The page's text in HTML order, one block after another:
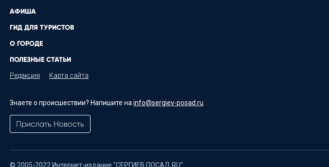
АФИША
ГИД ДЛЯ ТУРИСТОВ
О ГОРОДЕ
ПОЛЕЗНЫЕ СТАТЬИ
Редакция Карта сайта
Знаете о происшествии? Напишите на info@sergiev-posad.ru
Прислать Новость
© 2005-2022 Интернет-издание "СЕРГИЕВ ПОСАД.RU"